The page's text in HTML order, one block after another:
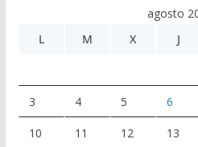
agosto
L
M X J
3 4 5 6
10 11 12 13